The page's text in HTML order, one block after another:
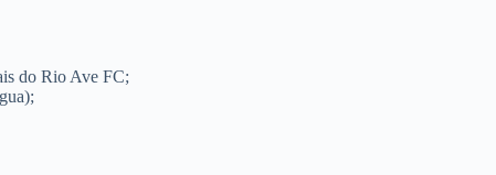
do Rio Ave FC;